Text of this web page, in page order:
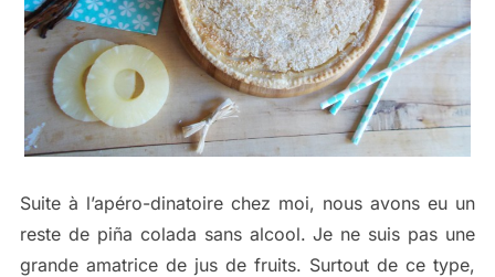
Suite à l’apéro-dinatoire chez moi, nous avons eu un
reste de piña colada sans alcool. Je ne suis pas une
grande amatrice de jus de fruits. Surtout de ce type,